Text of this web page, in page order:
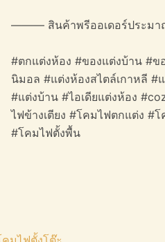
——— สินค้าพรีออเดอร์ประม
#ตกแต่งห้อง #ของแต่งบ้าน #
นิมอล #แต่งห้องสไตล์เกาหลี
#แต่งบ้าน #ไอเดียแต่งห้อง
ไฟข้างเตียง #โคมไฟตกแต่ง #
#โคมไฟตั้งพื้น